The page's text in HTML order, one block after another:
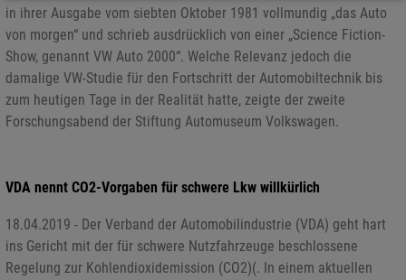
in ihrer Ausgabe vom siebten Oktober 1981 vollmundig „das Auto
von morgen“ und schrieb ausdrücklich von einer „Science Fiction-
Show, genannt VW Auto 2000“. Welche Relevanz jedoch die
damalige VW-Studie für den Fortschritt der Automobiltechnik bis
zum heutigen Tage in der Realität hatte, zeigte der zweite
Forschungsabend der Stiftung Automuseum Volkswagen.
VDA nennt CO2-Vorgaben für schwere Lkw willkürlich
18.04.2019 - Der Verband der Automobilindustrie (VDA) geht hart
ins Gericht mit der für schwere Nutzfahrzeuge beschlossene
Regelung zur Kohlendioxidemission (CO2)(. In einem aktuellen